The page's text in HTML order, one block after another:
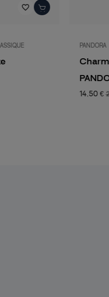
favorite_border
PANDORA
14,50 €